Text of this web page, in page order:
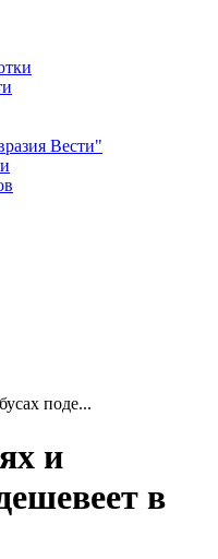
Вести"
поде...
и
в